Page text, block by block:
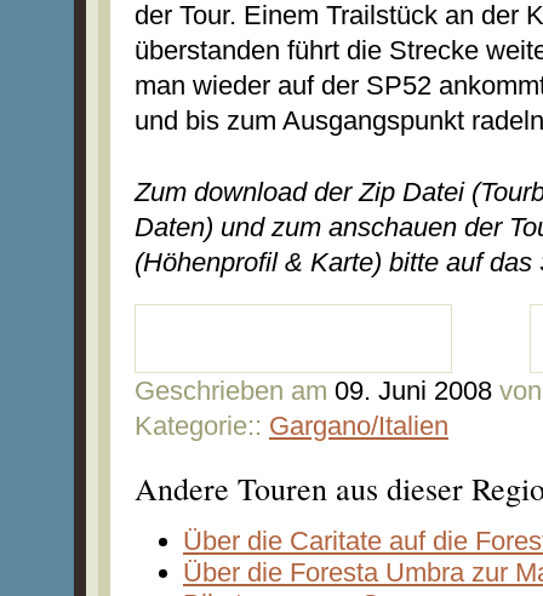
der Tour. Einem Trailstück an der
überstanden führt die Strecke
man wieder auf der SP52
und bis zum Ausgangspunkt
Zum download der Zip Datei
Daten) und zum anschauen der
(Höhenprofil & Karte) bitte auf das
Geschrieben am 09. Juni 2008
Kategorie:: Gargano/Italien
Andere Touren aus dieser
Über die Caritate auf die
Über die Foresta Umbra zur